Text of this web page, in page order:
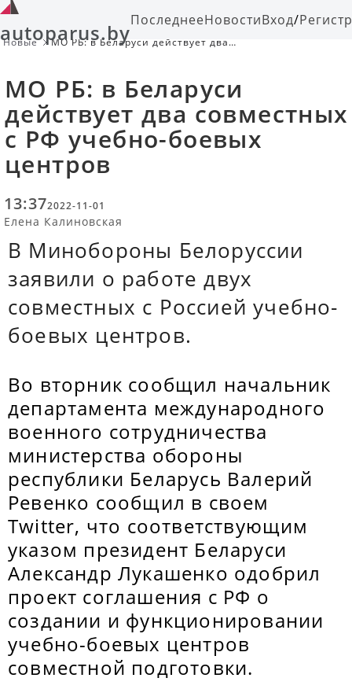
autoparus.byПоследнееНовостиВход/
Новые
МО РБ: в Беларуси действует два
МО РБ: в Беларуси
действует два совместных
с РФ учебно-боевых
центров
13:372022-11-01
Елена Калиновская
В Минобороны Белоруссии
заявили о работе двух
совместных с Россией учебно-
боевых центров.
Во вторник сообщил начальник
департамента международного
военного сотрудничества
министерства обороны
республики Беларусь Валерий
Ревенко сообщил в своем
Twitter, что соответствующим
указом президент Беларуси
Александр Лукашенко одобрил
проект соглашения с РФ о
создании и функционировании
учебно-боевых центров
совместной подготовки.